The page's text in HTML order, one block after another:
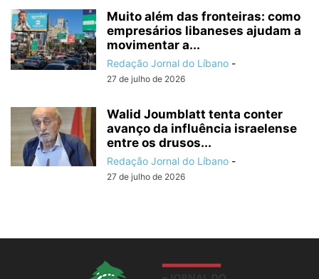
Muito além das fronteiras: como
empresários libaneses ajudam a
movimentar a...
Redação Jornal do Líbano -
27 de julho de 2026
Walid Joumblatt tenta conter
avanço da influência israelense
entre os drusos...
Redação Jornal do Líbano -
27 de julho de 2026